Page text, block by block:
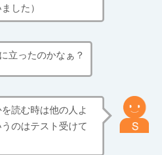
した）
立ったのかなぁ？
読む時は他の人よ
のはテスト受けて